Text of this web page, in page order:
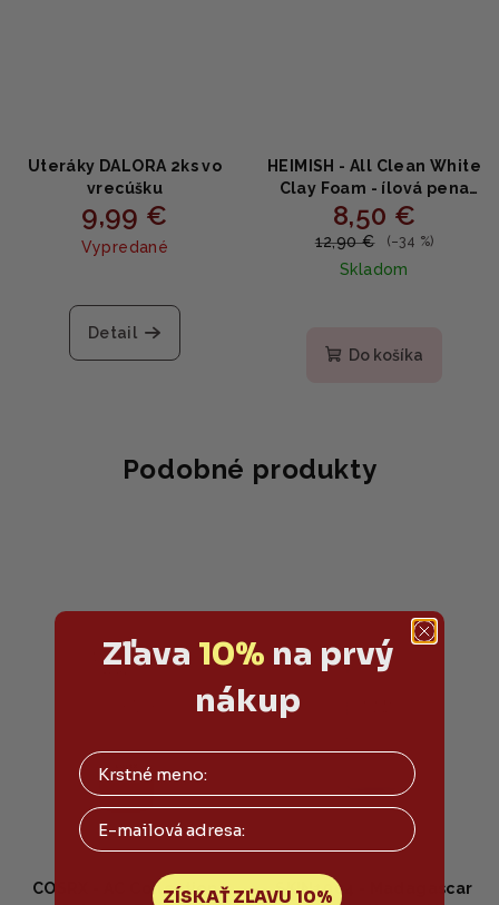
Uteráky DALORA 2ks vo
vrecúšku
9,99 €
Vypredané
Detail
HEIMISH - All Clean White
Clay Foam - ílová pena
150g
8,50 €
12,90 € (–34 %)
Skladom
Do košíka
Podobné produkty
COSRX - AC Collection
SKIN1004 - Madagascar
Zľava 10% na prvý
nákup
Email
ZÍSKAŤ ZĽAVU 10%